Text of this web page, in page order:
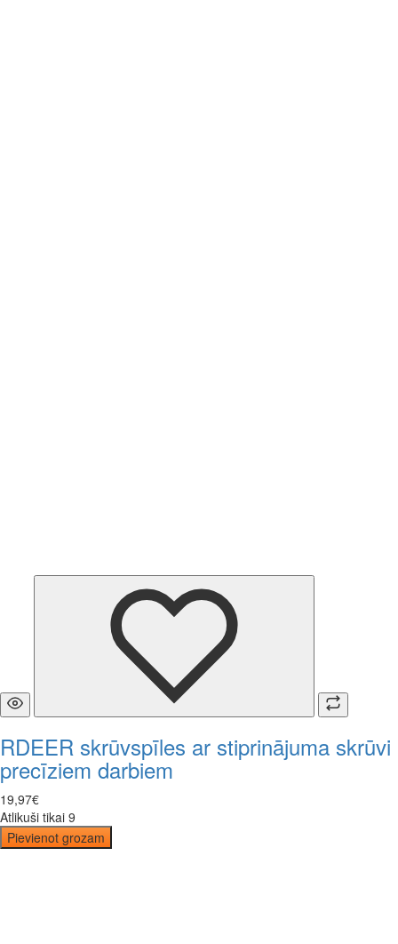
RDEER skrūvspīles ar stiprinājuma skrūvi
precīziem darbiem
19,97€
Atlikuši tikai 9
Pievienot grozam